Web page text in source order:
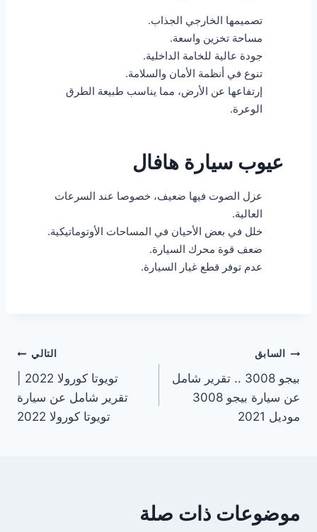
تصميمها الخارجي الجذاب.
مساحة تخزين واسعة.
جودة عالية للخامة الداخلية.
تنوع في أنظمة الأمان والسلامة.
إرتفاعها عن الأرض، مما يناسب طبيعة الطرق
الوعرة.
عيوب سيارة هافال
عزل الصوت فيها ضعيف، خصوصا عند السرعات
العالية.
خلل في بعض الأحيان في المساحات الأوتوماتيكية.
ضعف قوة محرك السيارة.
عدم توفر قطع غيار السيارة.
تصفّح
المقالات
السابق
بيجو 3008 .. تقرير شامل
عن سيارة بيجو 3008
موديل 2021
التالي
تقرير شامل عن سيارة
تويوتا كورولا 2022
موضوعات ذات صلة